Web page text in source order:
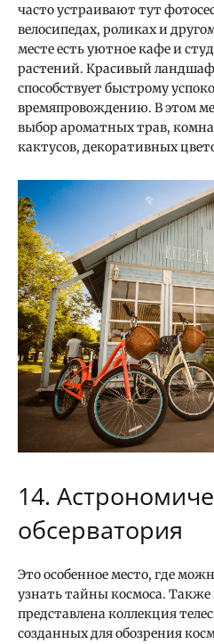
часто устраивают тут
велосипедах, роликах и
месте есть уютное кафе и
растений. Красивый
способствует быстрому
времяпровождению. В этом
выбор ароматных трав,
кактусов, декоративных
14.
обсерватория
Это особенное место, где
узнать тайны космоса.
представлена коллекция
созданных для обозрения